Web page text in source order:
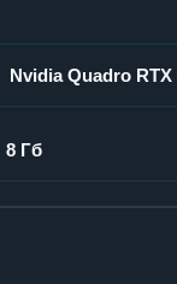
Nvidia Quadro RTX
8 Гб